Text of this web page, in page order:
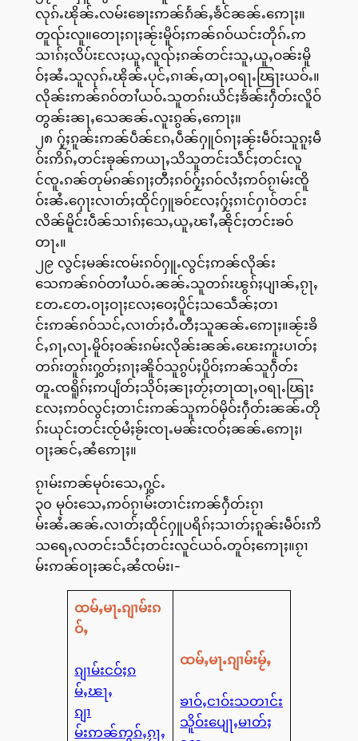
လုၵ်ႉၽိုၼ်ႉလမ်းၶေႃးဢၼ်ၵႅၼ်ႇၶႅင်ၼၼ်ႉဢေႃႈ။
တူၺ်းလူ။တေႃႈၵႃႈၼႂ်းမိူဝ်ႈဢၼ်ၵဝ်ယင်းတိုၵ်ႉဢ
သၢၵ်ႈလိပ်းလႄႈယူႇလူၺ်ႈၵၼ်တင်းသူႇယူႇဝၼ်းမိူ
ဝ်ႈၼႆႉသူလုၵ်ႉၽိုၼ်ႉပုင်ႇၵၢၼ်ႇထႃႇဝရႃႉၽြႃးယဝ်ႉ။
လိုၼ်းဢၼ်ၵဝ်တၢႆယဝ်ႉသူတၵ်းယိင်ႈၶႅၼ်းႁဵတ်းလိူဝ်
တွၼ်းၼႃႇသေၼၼ်ႉလူးၵွၼ်ႇဢေႃႈ။
၂၈ ႁႂ်ႈၵူၼ်းဢၼ်ပဵၼ်ၵႄႇပဵၼ်ႁူဝ်ၵႃႈၼႂ်းမဵဝ်းသူၵူႈမဵ
ဝ်းဢိၵ်ႇတင်းၶုၼ်ဢယႃႇသိသူတင်းသဵင်ႈတင်းလူ
င်ၸူႉၵၼ်တုမ်ၵၼ်ၵႃႈတီႈၵဝ်ႁႂ်ႈၵဝ်လႆႈဢဝ်ၵႂၢမ်းၸိူ
ဝ်းၼႆႉႁေႃးလၢတ်ႈထိုင်ႁူၶဝ်လႄႈႁႂ်ႈၵၢင်ႁၢဝ်တင်း
လိၼ်မိူင်းပဵၼ်သၢၵ်ႈသေႇယူႇၽၢႆႇၼိုင်ႈတင်းၶဝ်
တႃႉ။
၂၉ လွင်ႈမၼ်းၸမ်းၵဝ်ႁူႉလွင်ႈဢၼ်လိုၼ်း
သေဢၼ်ၵဝ်တၢႆယဝ်ႉၼၼ်ႉသူတၵ်းၽွၵ်ႈပျၢၼ်ႇၵႂႃႇ
တႄႉတႄႉဝႃႈဝႃႈလႄႈဝေႈပိူင်ႈသသေဵၼ်ႈတၢ
င်းဢၼ်ၵဝ်သင်ႇလၢတ်ႈဝႆႉတီႈသူၼၼ်ႉဢေႃႈ။ၼႂ်းၶိ
င်ႇၵႃႇလႃႉမိူဝ်ႈဝၼ်းၵမ်းလိုၼ်းၼၼ်ႉၽေးဢူးပၢတ်ႈ
တၵ်းတူၵ်းႁွတ်ႈၵႃႈၼိူဝ်သူၵွပ်ႈပိူဝ်ႈဢၼ်သူႁဵတ်း
တူႉၸရိူၵ်ႈဢပျႅတ်ႈသိုဝ်ႈၼႃႈတႂ်ႈတႃထႃႇဝရႃႉၽြႃး
လႄႈဢဝ်လွင်ႈတၢင်းဢၼ်သူဢဝ်မိုဝ်းႁဵတ်းၼၼ်ႉတို
ၵ်းယုင်းတင်းၸႂ်မႆႈၶႂ်းၸႃႉမၼ်းၸဝ်ႈၼၼ်ႉဢေႃႈ၊
ဝႃႈၼင်ႇၼႆဢေႃႈ။
ၵႂၢမ်းဢၼ်မုဝ်းသေႇႁွင်ႉ
၃၀ မုဝ်းသေႇဢဝ်ၵႂၢမ်းတၢင်းဢၼ်ႁဵတ်းၵႂၢ
မ်းၼႆႉၼၼ်ႉလၢတ်ႈထိုင်ႁူပရိၵ်ႈသၢတ်ႈၵူၼ်းမဵဝ်းဢိ
သရေႇလတင်းသဵင်ႈတင်းလူင်ယဝ်ႉတူဝ်ႈဢေႃႈ။ၵႂၢ
မ်းဢၼ်ဝႃႈၼင်ႇၼႆၸမ်း၊-
ထမ်ႇမႃႉၵျၢမ်းၵ
ဝ်ႇ
ၵျၢမ်းငဝ်ႈၵ
မ်ႇၽႃႇ
ၵျၢ
မ်းဢၼ်ဢွၵ်ႇၵႂႃႇ
ထမ်ႇမႃႉၵျၢမ်းမႂ်ႇ
ၶၢဝ်ႇငၢဝ်းသတၢင်း
သိူဝ်းပျေႃႇမၢတ်ႈ